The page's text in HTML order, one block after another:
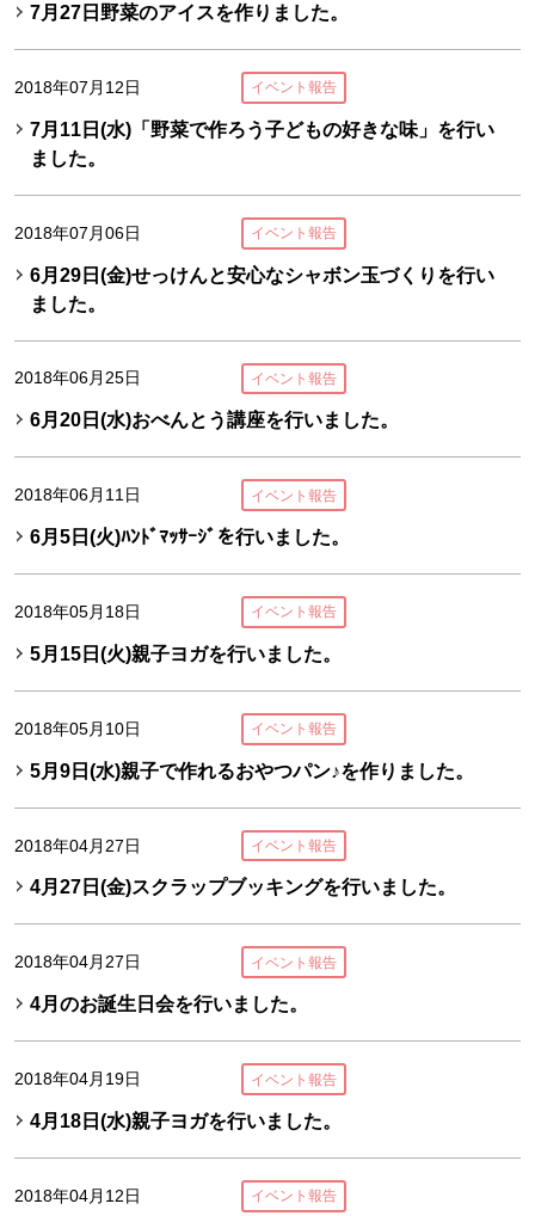
7月27日野菜のアイスを作りました。
2018年07月12日 イベント報告
7月11日(水)「野菜で作ろう子どもの好きな味」を行い
ました。
2018年07月06日 イベント報告
6月29日(金)せっけんと安心なシャボン玉づくりを行い
ました。
2018年06月25日 イベント報告
6月20日(水)おべんとう講座を行いました。
2018年06月11日 イベント報告
6月5日(火)ﾊﾝﾄﾞﾏｯｻｰｼﾞを行いました。
2018年05月18日 イベント報告
5月15日(火)親子ヨガを行いました。
2018年05月10日 イベント報告
5月9日(水)親子で作れるおやつパン♪を作りました。
2018年04月27日 イベント報告
4月27日(金)スクラップブッキングを行いました。
2018年04月27日 イベント報告
4月のお誕生日会を行いました。
2018年04月19日 イベント報告
4月18日(水)親子ヨガを行いました。
2018年04月12日 イベント報告